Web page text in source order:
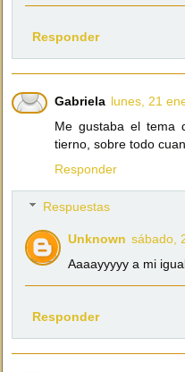
Responder
Gabriela lunes, 21
Me gustaba el tema
tierno, sobre todo
Responder
Respuestas
Unknown sábado,
Aaaayyyyy a mi
Responder